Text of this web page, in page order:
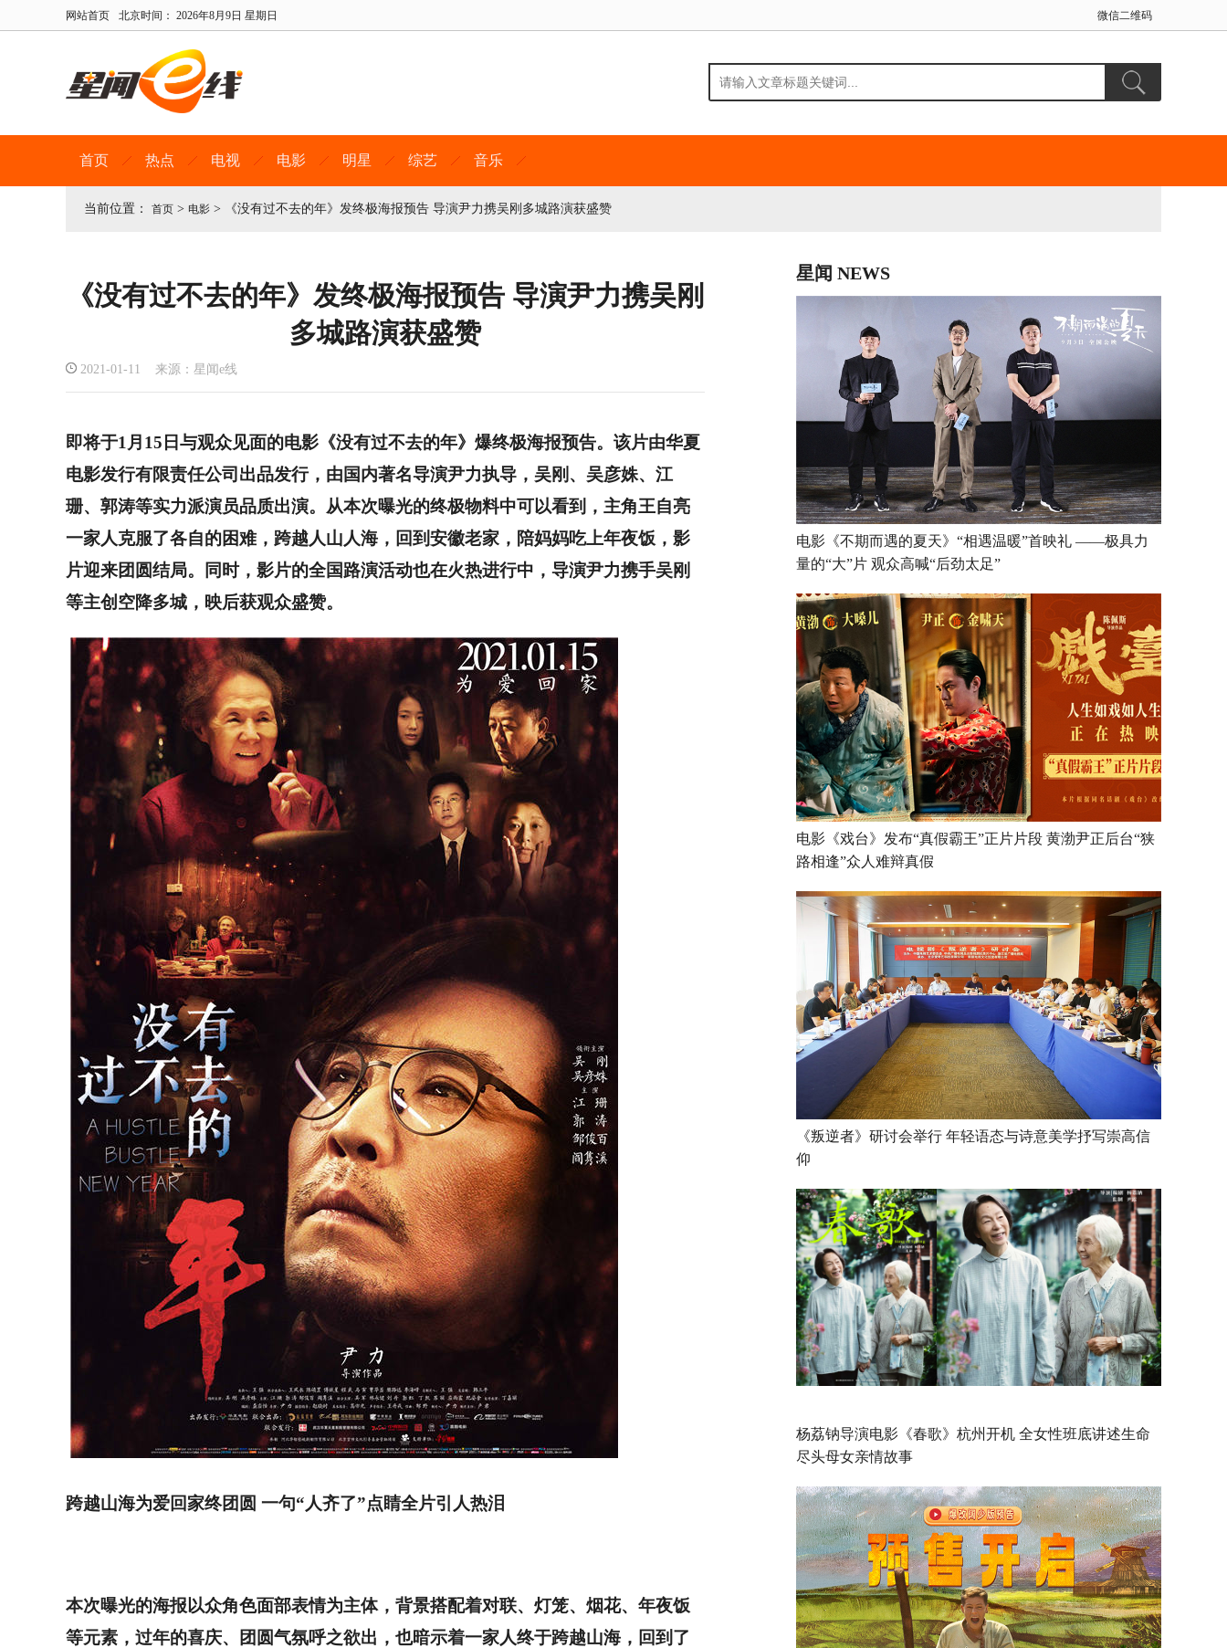
网站首页 北京时间： 2026年8月9日 星期日 微信二维码
首页 热点 电视 电影 明星 综艺 音乐
当前位置： 首页 > 电影 > 《没有过不去的年》发终极海报预告 导演尹力携吴刚多城路演获盛赞
《没有过不去的年》发终极海报预告 导演尹力携吴刚
多城路演获盛赞
2021-01-11 来源：星闻e线
即将于1 月 15 日与观众见面的电影《没有过不去的年》爆终极海报预告。该片由华夏
电影发行有限责任公司出品发行，由国内著名导演尹力执导，吴刚、吴彦姝、江
珊、郭涛等实力派演员品质出演。从本次曝光的终极物料中可以看到，主角王自亮
一家人克服了各自的困难，跨越人山人海，回到安徽老家，陪妈妈吃上年夜饭，影
片迎来团圆结局。同时，影片的全国路演活动也在火热进行中，导演尹力携手吴刚
等主创空降多城，映后获观众盛赞。
跨越山海为爱回家终团圆 一句“人齐了”点睛全片引人热泪
本次曝光的海报以众角色面部表情为主体，背景搭配着对联、灯笼、烟花、年夜饭
等元素，过年的喜庆、团圆气氛呼之欲出，也暗示着一家人终于跨越山海，回到了
星闻 NEWS
电影《不期而遇的夏天》“相遇温暖”首映礼 ——极具力
量的“大”片 观众高喊“后劲太足”
电影《戏台》发布“真假霸王”正片片段 黄渤尹正后台“狭
路相逢”众人难辩真假
《叛逆者》研讨会举行 年轻语态与诗意美学抒写崇高信
仰
杨荔钠导演电影《春歌》杭州开机 全女性班底讲述生命
尽头母女亲情故事